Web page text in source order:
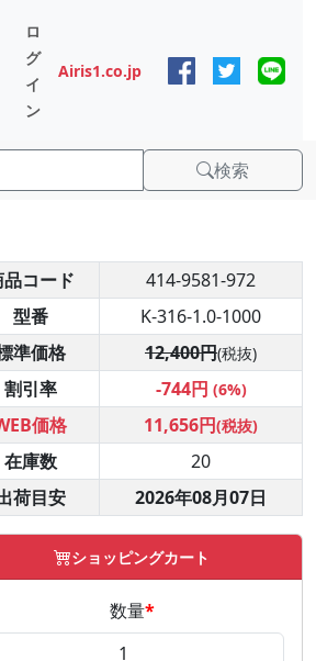
ロ
グ
イ
ン
Airis1.co.jp
検索
品コード
414-9581-972
型番
K-316-1.0-1000
準価格
12,400円(税抜)
割引率 -744円 (6%)
価格 11,656円(税抜)
在庫数
20
荷目安
2026年08月07日
ショッピングカート
数量*